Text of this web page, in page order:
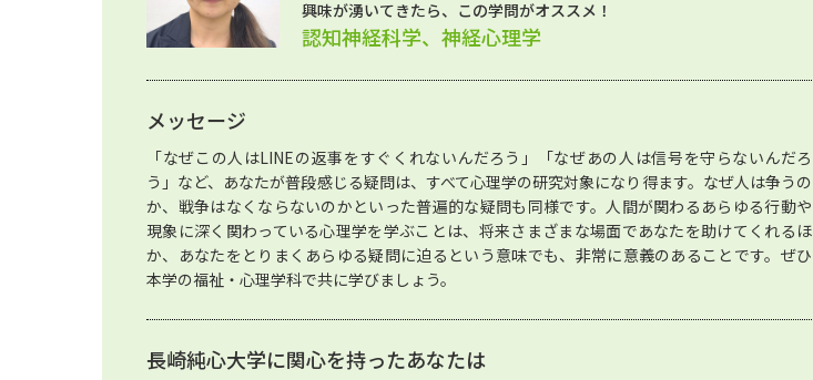
興味が湧いてきたら、この学問がオススメ！
認知神経科学、神経心理学
メッセージ
「なぜこの人はLINEの返事をすぐくれないんだろう」「なぜあの人は信号を守らないんだろ
う」など、あなたが普段感じる疑問は、すべて心理学の研究対象になり得ます。なぜ人は争うの
か、戦争はなくならないのかといった普遍的な疑問も同様です。人間が関わるあらゆる行動や
現象に深く関わっている心理学を学ぶことは、将来さまざまな場面であなたを助けてくれるほ
か、あなたをとりまくあらゆる疑問に迫るという意味でも、非常に意義のあることです。ぜひ
本学の福祉・心理学科で共に学びましょう。
長崎純心大学に関心を持ったあなたは